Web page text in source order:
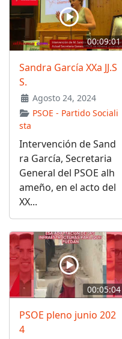
00:09:01
Sandra García XXa JJ.S
S.
Agosto 24, 2024
PSOE - Partido Sociali
sta
Intervención de Sand
ra García, Secretaria
General del PSOE alh
ameño, en el acto del
XX...
00:05:04
PSOE pleno junio 202
4